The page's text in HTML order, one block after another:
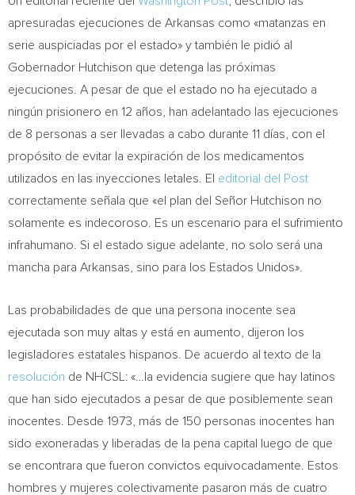
apresuradas ejecuciones de Arkansas como «matanzas en
serie auspiciadas por el estado» y también le pidió al
Gobernador Hutchison que detenga las próximas
ejecuciones. A pesar de que el estado no ha ejecutado a
ningún prisionero en 12 años, han adelantado las ejecuciones
de 8 personas a ser llevadas a cabo durante 11 días, con el
propósito de evitar la expiración de los medicamentos
utilizados en las inyecciones letales. El editorial del Post
correctamente señala que «el plan del Señor Hutchison no
solamente es indecoroso. Es un escenario para el sufrimiento
infrahumano. Si el estado sigue adelante, no solo será una
mancha para Arkansas , sino para los Estados Unidos».
Las probabilidades de que una persona inocente sea
ejecutada son muy altas y está en aumento, dijeron los
legisladores estatales hispanos. De acuerdo al texto de la
resolución de NHCSL: «…la evidencia sugiere que hay latinos
que han sido ejecutados a pesar de que posiblemente sean
inocentes. Desde 1973, más de 150 personas inocentes han
sido exoneradas y liberadas de la pena capital luego de que
se encontrara que fueron convictos equivocadamente. Estos
hombres y mujeres colectivamente pasaron más de cuatro